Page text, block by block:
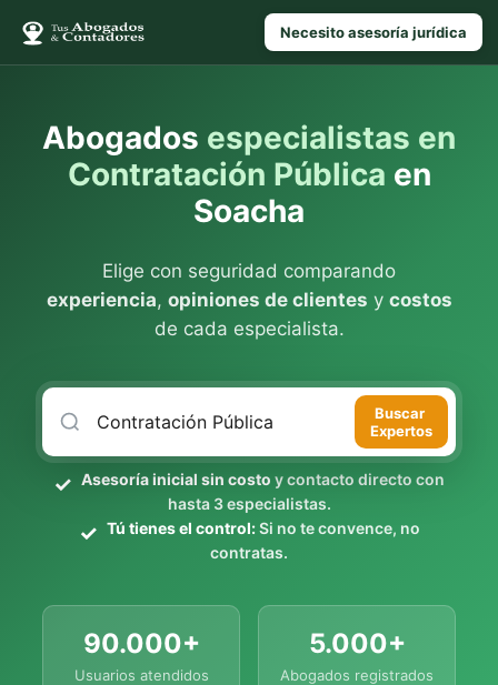
Necesito asesoría jurídica
Abogados especialistas en
Contratación Pública en
Soacha
Elige con seguridad comparando
experiencia, opiniones de clientes y costos
de cada especialista.
Buscar
Expertos
Asesoría inicial sin costo y contacto directo con
hasta 3 especialistas.
Tú tienes el control:Si no te convence, no
contratas.
90.000+
Usuarios atendidos
5.000+
Abogados registrados